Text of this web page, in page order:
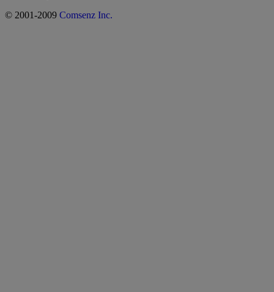
© 2001-2009 Comsenz Inc.